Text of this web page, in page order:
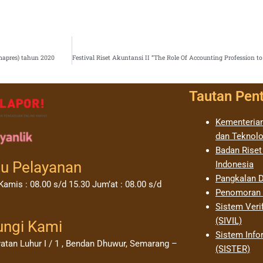
tahun 2020
Pelayanan
: 08.00 s/d 15.30 Jum’at : 08.00 s/d
Kami
Luhur I / 1 , Bendan Dhuwur, Semarang –
Tautan
dan
Badan
Indonesia
Pangkalan
Sistem
(SIVIL)
Sistem
(SISTER)